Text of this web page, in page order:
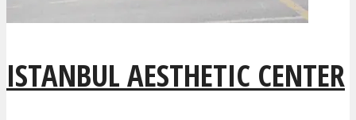
ISTANBUL AESTHETIC CENTER